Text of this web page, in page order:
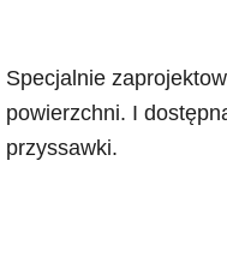
Specjalnie
powierzchni. I
przyssawki.